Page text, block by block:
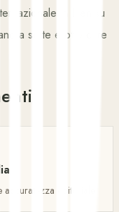
in Dentsu
a sette e otto cifre
accuratezza editoriale